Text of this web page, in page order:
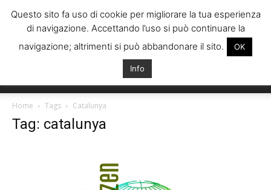
Italiani
Home Tags Catalunya
Tag: catalunya
Questo sito fa uso di cookie per migliorare la tua esperienza
di navigazione. Accettando l’uso si può continuare la
navigazione; altrimenti si può abbandonare il sito.
OK
Info